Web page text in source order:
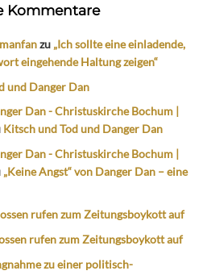
Kommentare
zu „Ich sollte eine einladende,
eingehende Haltung zeigen“
und Danger Dan
Dan - Christuskirche Bochum |
Kitsch und Tod und Danger Dan
Dan - Christuskirche Bochum |
„Keine Angst“ von Danger Dan – eine
rufen zum Zeitungsboykott auf
rufen zum Zeitungsboykott auf
zu einer politisch-